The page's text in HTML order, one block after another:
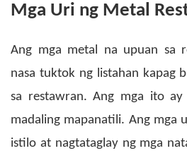
Mga Uri ng Metal
Ang mga metal na upuan sa
nasa tuktok ng listahan kapag
sa restawran. Ang mga ito
madaling mapanatili. Ang mga
istilo at nagtataglay ng mga